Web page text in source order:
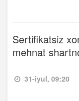
Sertifikatsiz
mehnat
31-iyul, 09:20